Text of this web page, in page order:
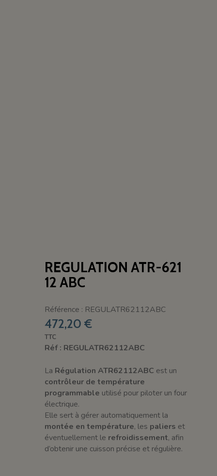
REGULATION ATR-621
12 ABC
Référence : REGULATR62112ABC
472,20 €
TTC
Réf : REGULATR62112ABC
La Régulation ATR62112ABC est un
contrôleur de température
programmable utilisé pour piloter un four
électrique.
Elle sert à gérer automatiquement la
montée en température, les paliers et
éventuellement le refroidissement, afin
d’obtenir une cuisson précise et régulière.